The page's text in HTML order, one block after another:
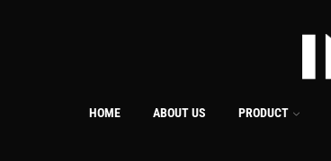
HOME ABOUT US PRODUCT